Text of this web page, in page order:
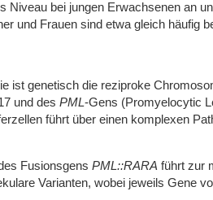
Niveau bei jungen Erwachsenen an
und Frauen sind etwa gleich häufig
ist genetisch die reziproke
und des PML-Gens (Promyelocytic
führt über einen komplexen
Fusionsgens PML::RARA führt zur
Varianten, wobei jeweils Gene